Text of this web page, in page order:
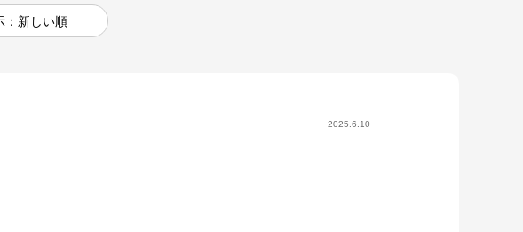
：新しい順
2025.6.10